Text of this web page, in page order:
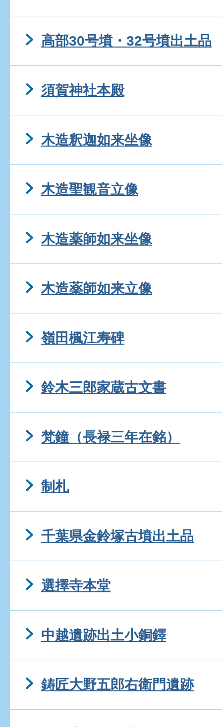
高部30号墳・32号墳出土品
須賀神社本殿
木造釈迦如来坐像
木造聖観音立像
木造薬師如来坐像
木造薬師如来立像
嶺田楓江寿碑
鈴木三郎家蔵古文書
梵鐘（長禄三年在銘）
制札
千葉県金鈴塚古墳出土品
選擇寺本堂
中越遺跡出土小銅鐸
鋳匠大野五郎右衛門遺跡